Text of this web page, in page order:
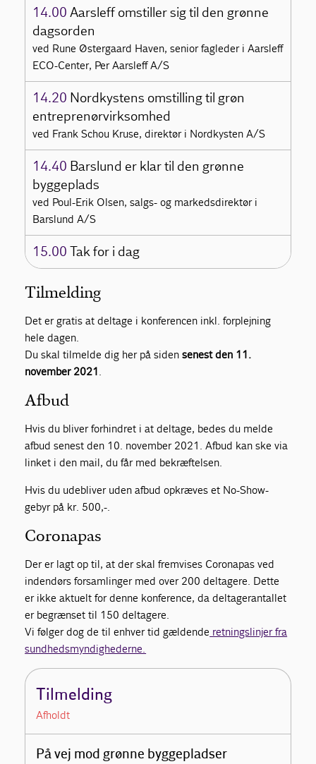
14.00 Aarsleff omstiller sig til den grønne
dagsorden
ved Rune Østergaard Haven, senior fagleder i Aarsleff
ECO-Center, Per Aarsleff A/S
14.20 Nordkystens omstilling til grøn
entreprenørvirksomhed
ved Frank Schou Kruse, direktør i Nordkysten A/S
14.40 Barslund er klar til den grønne
byggeplads
ved Poul-Erik Olsen, salgs- og markedsdirektør i
Barslund A/S
15.00 Tak for i dag
Tilmelding
Det er gratis at deltage i konferencen inkl. forplejning
hele dagen.
Du skal tilmelde dig her på sidensenest den 11.
november 2021.
Afbud
Hvis du bliver forhindret i at deltage, bedes du melde
afbud senest den 10. november 2021. Afbud kan ske via
linket i den mail, du får med bekræftelsen.
Hvis du udebliver uden afbud opkræves et No-Show-
gebyr på kr. 500,-.
Coronapas
Der er lagt op til, at der skal fremvises Coronapas ved
indendørs forsamlinger med over 200 deltagere. Dette
er ikke aktuelt for denne konference, da deltagerantallet
er begrænset til 150 deltagere.
Vi følger dog de til enhver tid gældende retningslinjer fra
sundhedsmyndighederne.
Tilmelding
Afholdt
På vej mod grønne byggepladser